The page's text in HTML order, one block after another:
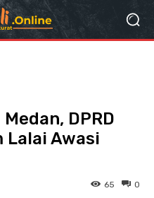
DPRD
Lalai Awasi
0
65